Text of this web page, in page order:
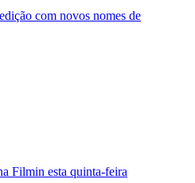
com novos nomes de